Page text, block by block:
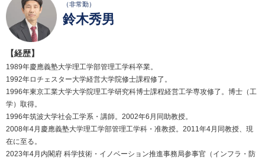
（非常勤）
鈴木秀男
【経歴】
1989年慶應義塾大学理工学部管理工学科卒業。
1992年ロチェスター大学経営大学院修士課程修了。
1996年東京工業大学大学院理工学研究科博士課程経営工学専攻修了。博士（工
学）取得。
1996年筑波大学社会工学系・講師。2002年6月同助教授。
2008年4月慶應義塾大学理工学部管理工学科・准教授。2011年4月同教授、現
在に至る。
2023年4月内閣府 科学技術・イノベーション推進事務局参事官（インフラ・防